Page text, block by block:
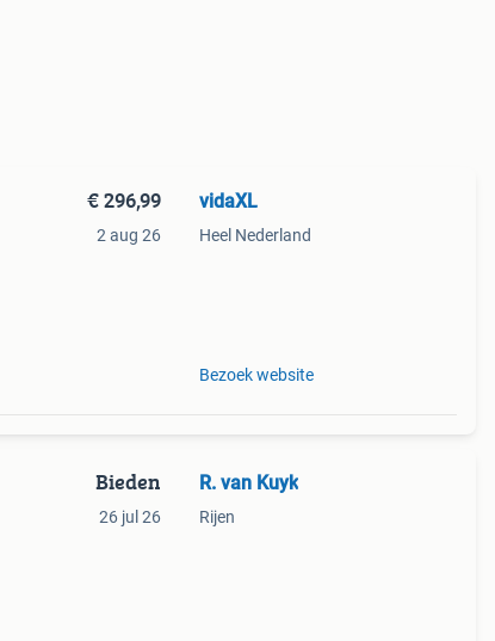
€ 296,99
2 aug 26
vidaXL
Heel Nederland
Bezoek website
Bieden
26 jul 26
R. van Kuyk
Rijen